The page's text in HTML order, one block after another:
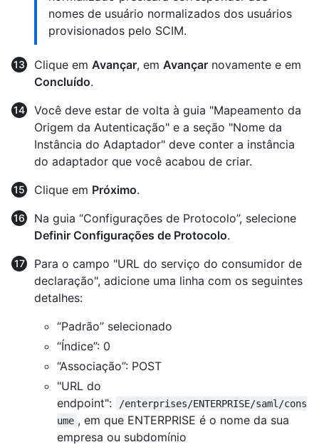
nomes de usuário normalizados dos usuários
provisionados pelo SCIM.
Clique em Avançar, em Avançar novamente e em
Concluído.
Você deve estar de volta à guia "Mapeamento da
Origem da Autenticação" e a seção "Nome da
Instância do Adaptador" deve conter a instância
do adaptador que você acabou de criar.
Clique em Próximo.
Na guia “Configurações de Protocolo”, selecione
Definir Configurações de Protocolo.
Para o campo "URL do serviço do consumidor de
declaração", adicione uma linha com os seguintes
detalhes:
“Padrão” selecionado
“Índice”: 0
“Associação”: POST
"URL do
endpoint":
/enterprises/ENTERPRISE/saml/cons
ume , em que ENTERPRISE é o nome da sua
empresa ou subdomínio